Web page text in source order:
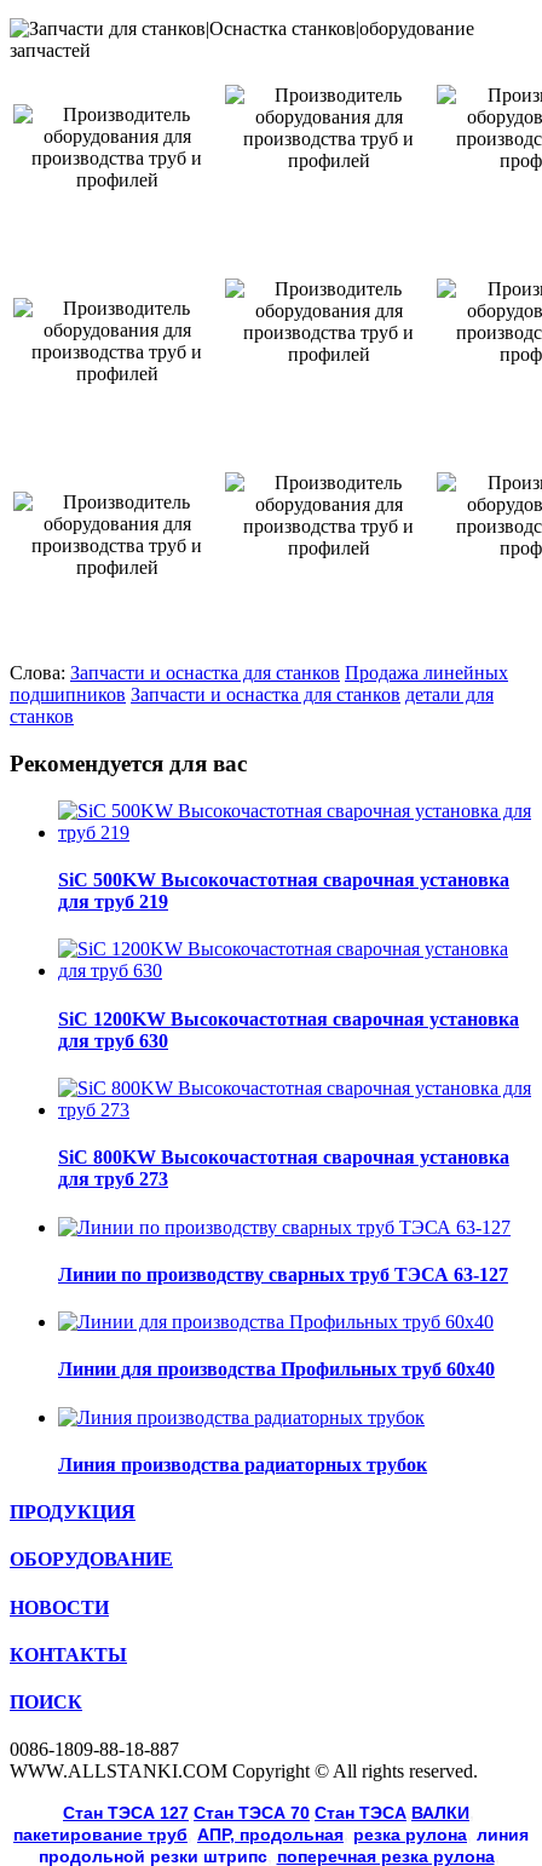
Слова: Запчасти и оснастка для станков Продажа линейных
подшипников Запчасти и оснастка для станков детали для
станков
Рекомендуется для вас
SiC 500KW Высокочастотная сварочная установка
для труб 219
SiC 1200KW Высокочастотная сварочная установка
для труб 630
SiC 800KW Высокочастотная сварочная установка
для труб 273
Линии по производству сварных труб ТЭСА 63-127
Линии для производства Профильных труб 60х40
Линия производства радиаторных трубок
ПРОДУКЦИЯ
ОБОРУДОВАНИЕ
НОВОСТИ
КОНТАКТЫ
ПОИСК
0086-1809-88-18-887
WWW.ALLSTANKI.COM Copyright © All rights reserved.
Cтан ТЭСА 127 Cтан ТЭСА 70 Cтан ТЭСА ВАЛКИ
пакетирование труб АПР, продольная резка рулона линия
продольной резки штрипс, поперечная резка рулона